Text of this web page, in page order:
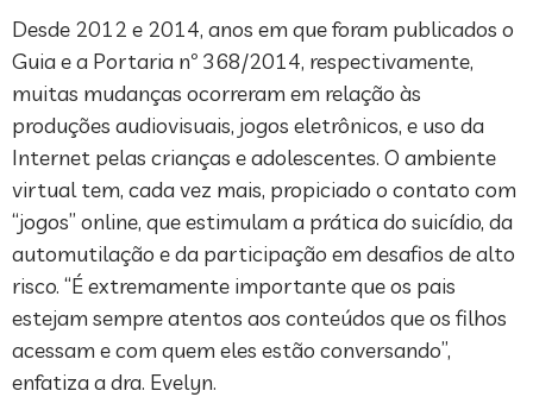
Desde 2012 e 2014, anos em que foram publicados o
Guia e a Portaria nº 368/2014, respectivamente,
muitas mudanças ocorreram em relação às
produções audiovisuais, jogos eletrônicos, e uso da
Internet pelas crianças e adolescentes. O ambiente
virtual tem, cada vez mais, propiciado o contato com
“jogos” online, que estimulam a prática do suicídio, da
automutilação e da participação em desafios de alto
risco. “É extremamente importante que os pais
estejam sempre atentos aos conteúdos que os filhos
acessam e com quem eles estão conversando”,
enfatiza a dra. Evelyn.